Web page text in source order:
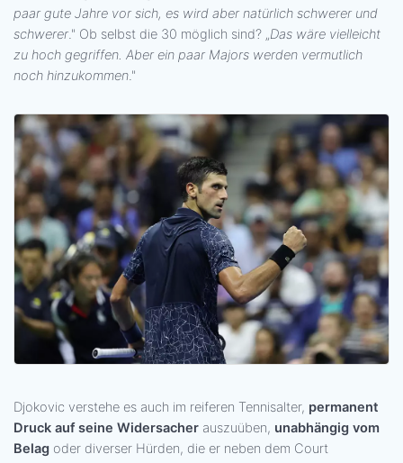
paar gute Jahre vor sich, es wird aber natürlich schwerer und
schwerer." Ob selbst die 30 möglich sind? „Das wäre vielleicht
zu hoch gegriffen. Aber ein paar Majors werden vermutlich
noch hinzukommen."
Djokovic verstehe es auch im reiferen Tennisalter, permanent
Druck auf seine Widersacher auszuüben, unabhängig vom
Belag oder diverser Hürden, die er neben dem Court